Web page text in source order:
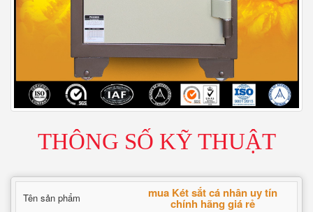
THÔNG SỐ KỸ THUẬT
Tên sản phẩm mua Két sắt cá nhân uy tín
chính hãng giá rẻ